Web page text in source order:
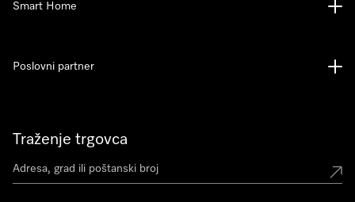
Traženje trgovca
Smart Home
Poslovni partner